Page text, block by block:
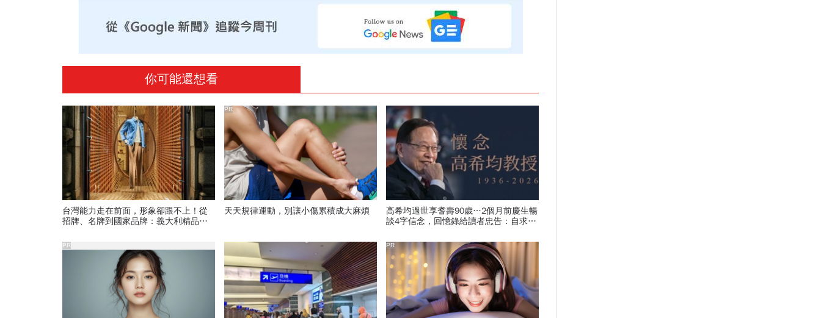
你可能還想看
台灣能力走在前面，形象卻跟不上！從
招牌、名牌到國家品牌：義大利精品給
天天規律運動，別讓小傷累積成大麻煩
PR
高希均過世享耆壽90歲…2個月前慶生暢
談4字信念，回憶錄給讀者忠告：自求多
PR PR